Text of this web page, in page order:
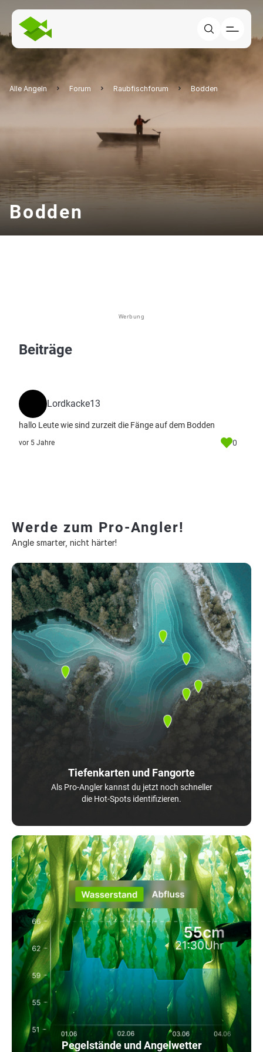
Alle Angeln Forum Raubfischforum Bodden
Bodden
Werbung
Beiträge
Lordkacke13
hallo Leute wie sind zurzeit die Fänge auf dem Bodden
vor 5 Jahre 0
Werde zum Pro-Angler!
Angle smarter, nicht härter!
Tiefenkarten und Fangorte
Als Pro-Angler kannst du jetzt noch schneller
die Hot-Spots identifizieren.
Pegelstände und Angelwetter